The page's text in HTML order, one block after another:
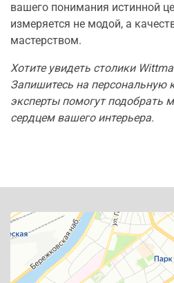
вашего понимания истинной
измеряется не модой, а
мастерством.
Хотите увидеть столики
Запишитесь на персональную
эксперты помогут подобрать
сердцем вашего интерьера.